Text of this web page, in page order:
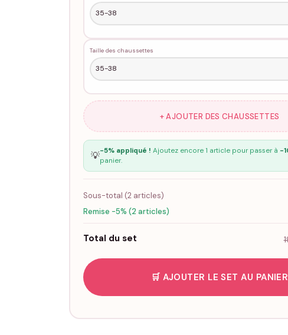
Taille des chaussettes
+ AJOUTER DES CHAUSSETTES
💡-5% appliqué ! Ajoutez encore 1 article pour passer à -
panier.
Sous-total (2articles)
Remise -5% (2 articles)
Total du set
🛒 AJOUTER LE SET AU PANIER